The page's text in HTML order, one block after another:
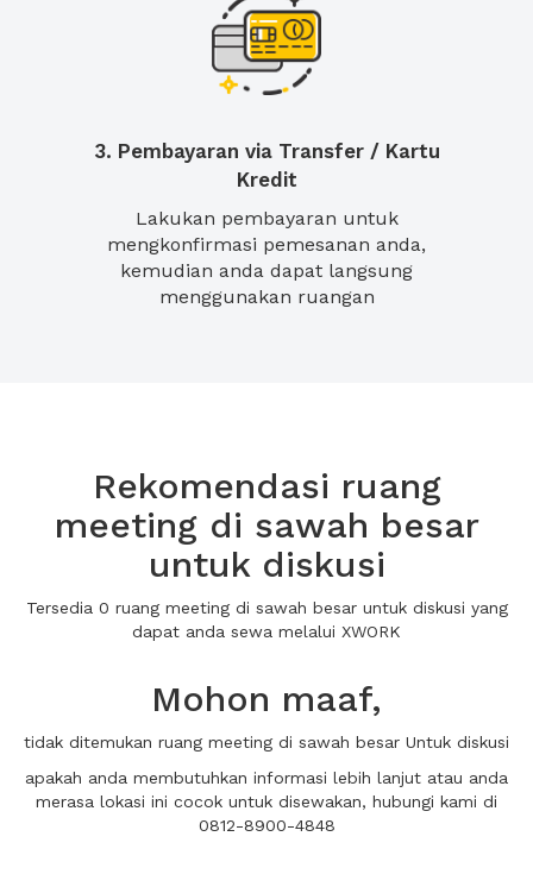
3. Pembayaran via Transfer / Kartu
Kredit
Lakukan pembayaran untuk
mengkonfirmasi pemesanan anda,
kemudian anda dapat langsung
menggunakan ruangan
Rekomendasi ruang
meeting di sawah besar
untuk diskusi
Tersedia 0 ruang meeting di sawah besar untuk diskusi yang
dapat anda sewa melalui XWORK
Mohon maaf,
tidak ditemukan ruang meeting di sawah besar Untuk diskusi
apakah anda membutuhkan informasi lebih lanjut atau anda
merasa lokasi ini cocok untuk disewakan, hubungi kami di
0812-8900-4848